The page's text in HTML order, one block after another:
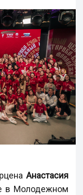
Анастасия
в Молодежном